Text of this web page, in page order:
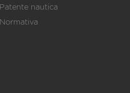
Patente nautica
Normativa